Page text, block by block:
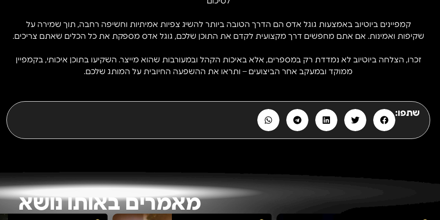
קמפיינים ביוטיוב באמצעות גוגל אדס הם הדרך הטובה ביותר להשיג צפיות אמיתיות וחשיפה רחבה, תוך שמירה על
שקיפות ואמינות. אם אתם מחפשים דרך מקצועית לקדם את התוכן שלכם, גוגל אדס מספקת את כל הכלים שאתם צריכים.
זכרו, הצלחה ביוטיוב לא נמדדת רק במספרים, אלא באיכות הקהל ובמעורבות שהוא מייצר. השקיעו בתוכן איכותי, בקמפיין
ממוקד ובמעקב אחר הביצועים – ותראו את ההשפעה החיובית על המותג שלכם.
שתפו:
מאמרים באותו נושא